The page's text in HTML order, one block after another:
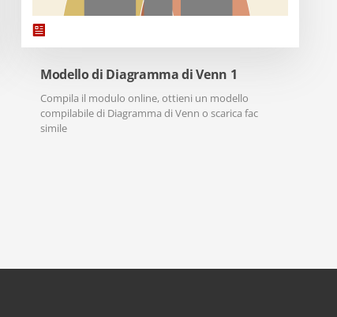
Modello di Diagramma di Venn 1
Compila il modulo online, ottieni un modello
compilabile di Diagramma di Venn o scarica fac
simile